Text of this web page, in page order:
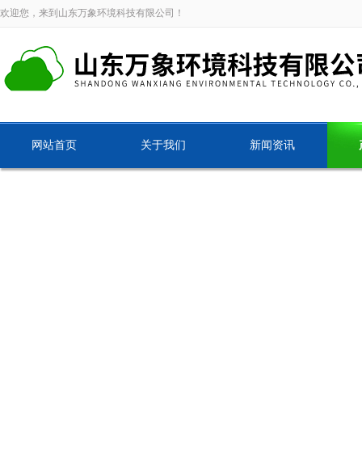
欢迎您，来到山东万象环境科技有限公司！
网站首页 关于我们 新闻资讯